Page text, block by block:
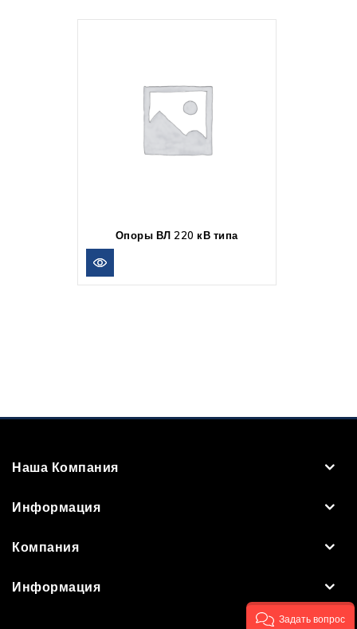
Опоры ВЛ 220 кВ типа
Наша Компания
Информация
Компания
Информация
Задать вопрос